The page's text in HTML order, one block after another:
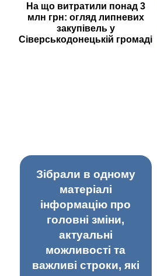
На що витратили понад 3
млн грн: огляд липневих
закупівель у
Сіверськодонецькій громаді
Зібрали в одному
матеріалі
інформацію про
головні зміни,
актуальні
можливості та
важливі строки, які